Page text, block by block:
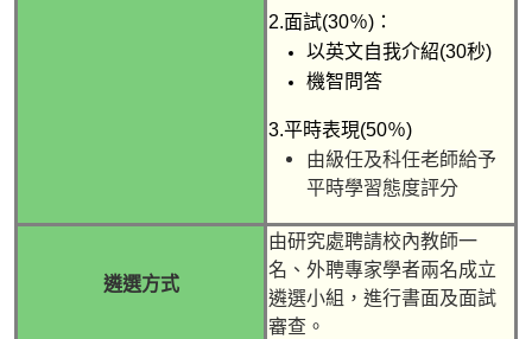
2.面試(30％) ：
以英文自我介紹(30秒)
機智問答
3.平時表現(50％)
由級任及科任老師給予
平時學習態度評分
遴選方式
由研究處聘請校內教師一
名、外聘專家學者兩名成立
遴選小組，進行書面及面試
審查。